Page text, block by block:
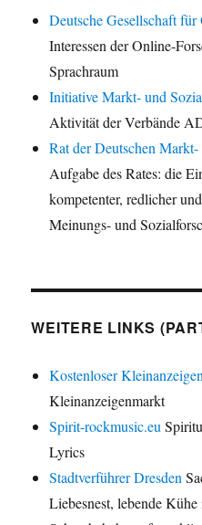
Deutsche Gesellschaft
Interessen der Online-
Sprachraum
Initiative Markt- und
Aktivität der Verbände
Rat der Deutschen
Aufgabe des Rates: die
kompetenter, redlicher
Meinungs- und
WEITERE LINKS
Kostenloser
Kleinanzeigenmarkt
Spirit-rockmusic.eu
Lyrics
Stadtverführer Dresden
Liebesnest, lebende